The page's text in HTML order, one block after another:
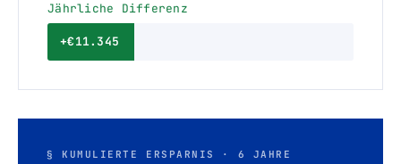
Jährliche Differenz
+€11.345
§ KUMULIERTE ERSPARNIS · 6 JAHRE